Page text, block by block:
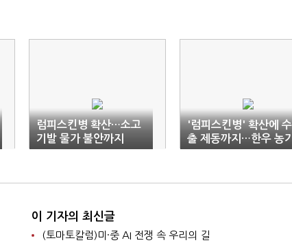
럼피스킨병 확산…소고
기발 물가 불안까지
'럼피스킨병' 확산에 수
출 제동까지…한우 농
'노심초사'
이 기자의 최신글
(토마토칼럼)미·중 AI 전쟁 속 우리의 길